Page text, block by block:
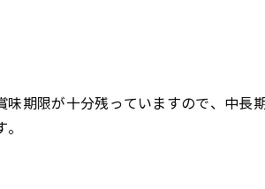
期限が十分残っていますので、中長